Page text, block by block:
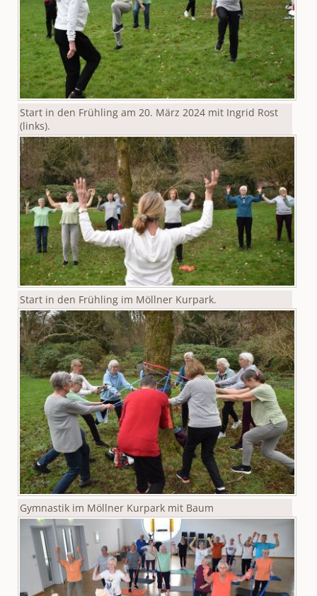
Start in den Frühling am 20. März 2024 mit Ingrid Rost
(links).
Start in den Frühling im Möllner Kurpark.
Gymnastik im Möllner Kurpark mit Baum